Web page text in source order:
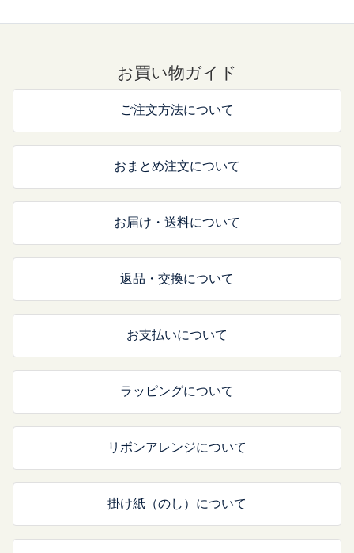
お買い物ガイド
ご注文方法について
おまとめ注文について
お届け・送料について
返品・交換について
お支払いについて
ラッピングについて
リボンアレンジについて
掛け紙（のし）について